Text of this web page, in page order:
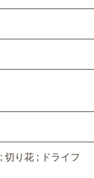
切り花 ; ドライフ